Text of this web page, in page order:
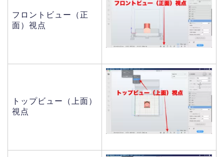
フロントビュー（正
面）視点
トップビュー（上面）
視点